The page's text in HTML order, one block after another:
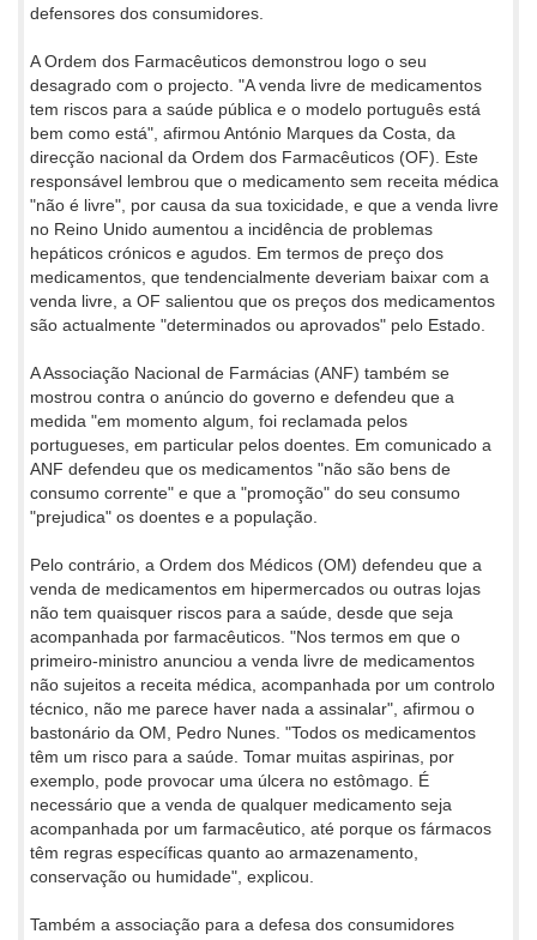
defensores dos consumidores.
A Ordem dos Farmacêuticos demonstrou logo o seu
desagrado com o projecto. "A venda livre de medicamentos
tem riscos para a saúde pública e o modelo português está
bem como está", afirmou António Marques da Costa, da
direcção nacional da Ordem dos Farmacêuticos (OF). Este
responsável lembrou que o medicamento sem receita médica
"não é livre", por causa da sua toxicidade, e que a venda livre
no Reino Unido aumentou a incidência de problemas
hepáticos crónicos e agudos. Em termos de preço dos
medicamentos, que tendencialmente deveriam baixar com a
venda livre, a OF salientou que os preços dos medicamentos
são actualmente "determinados ou aprovados" pelo Estado.
A Associação Nacional de Farmácias (ANF) também se
mostrou contra o anúncio do governo e defendeu que a
medida "em momento algum, foi reclamada pelos
portugueses, em particular pelos doentes. Em comunicado a
ANF defendeu que os medicamentos "não são bens de
consumo corrente" e que a "promoção" do seu consumo
"prejudica" os doentes e a população.
Pelo contrário, a Ordem dos Médicos (OM) defendeu que a
venda de medicamentos em hipermercados ou outras lojas
não tem quaisquer riscos para a saúde, desde que seja
acompanhada por farmacêuticos. "Nos termos em que o
primeiro-ministro anunciou a venda livre de medicamentos
não sujeitos a receita médica, acompanhada por um controlo
técnico, não me parece haver nada a assinalar", afirmou o
bastonário da OM, Pedro Nunes. "Todos os medicamentos
têm um risco para a saúde. Tomar muitas aspirinas, por
exemplo, pode provocar uma úlcera no estômago. É
necessário que a venda de qualquer medicamento seja
acompanhada por um farmacêutico, até porque os fármacos
têm regras específicas quanto ao armazenamento,
conservação ou humidade", explicou.
Também a associação para a defesa dos consumidores